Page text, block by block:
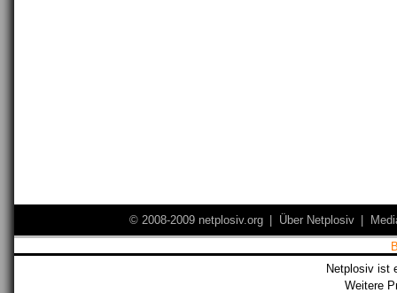
© 2008-2009 netplosiv.org Über Netplosiv
Netplosiv ist
Weitere